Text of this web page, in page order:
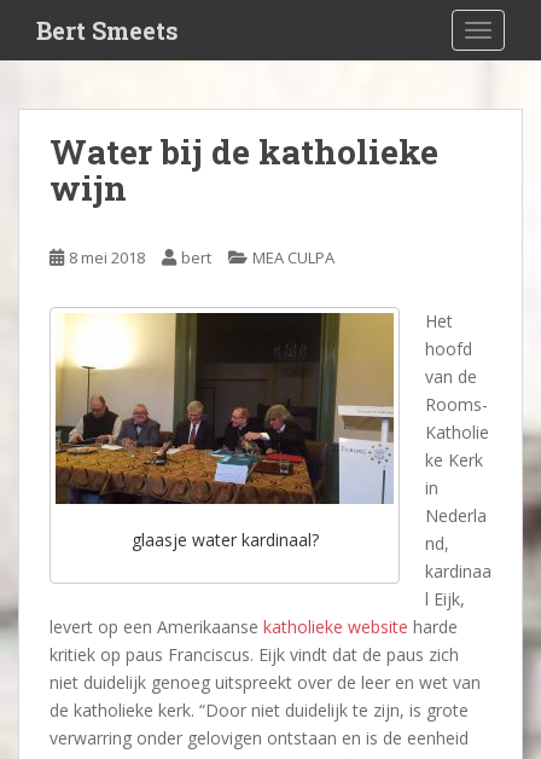
i
Bert Smeets
Water bij de katholieke
wijn
8 mei 2018 bert MEA CULPA
glaasje water kardinaal?
Het
hoofd
van de
Rooms-
Katholie
ke Kerk
in
Nederla
nd,
kardinaa
l Eijk,
levert op een Amerikaanse katholieke website harde
kritiek op paus Franciscus. Eijk vindt dat de paus zich
niet duidelijk genoeg uitspreekt over de leer en wet van
de katholieke kerk. “Door niet duidelijk te zijn, is grote
verwarring onder gelovigen ontstaan en is de eenheid